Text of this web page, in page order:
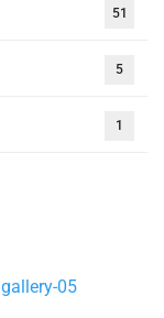
51
5
1
gallery-05